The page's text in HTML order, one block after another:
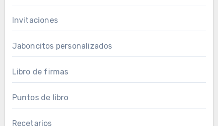
Invitaciones
Jaboncitos personalizados
Libro de firmas
Puntos de libro
Recetarios